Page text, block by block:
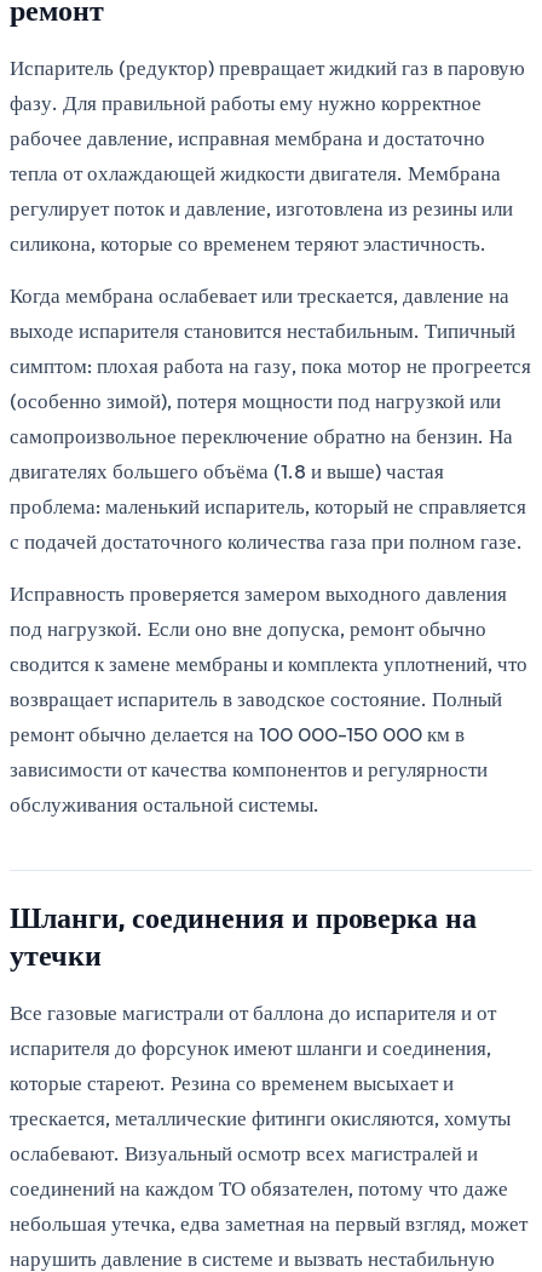
ремонт
Испаритель (редуктор) превращает жидкий газ в паровую
фазу. Для правильной работы ему нужно корректное
рабочее давление, исправная мембрана и достаточно
тепла от охлаждающей жидкости двигателя. Мембрана
регулирует поток и давление, изготовлена из резины или
силикона, которые со временем теряют эластичность.
Когда мембрана ослабевает или трескается, давление на
выходе испарителя становится нестабильным. Типичный
симптом: плохая работа на газу, пока мотор не прогреется
(особенно зимой), потеря мощности под нагрузкой или
самопроизвольное переключение обратно на бензин. На
двигателях большего объёма (1.8 и выше) частая
проблема: маленький испаритель, который не справляется
с подачей достаточного количества газа при полном газе.
Исправность проверяется замером выходного давления
под нагрузкой. Если оно вне допуска, ремонт обычно
сводится к замене мембраны и комплекта уплотнений, что
возвращает испаритель в заводское состояние. Полный
ремонт обычно делается на 100 000-150 000 км в
зависимости от качества компонентов и регулярности
обслуживания остальной системы.
Шланги, соединения и проверка на
утечки
Все газовые магистрали от баллона до испарителя и от
испарителя до форсунок имеют шланги и соединения,
которые стареют. Резина со временем высыхает и
трескается, металлические фитинги окисляются, хомуты
ослабевают. Визуальный осмотр всех магистралей и
соединений на каждом ТО обязателен, потому что даже
небольшая утечка, едва заметная на первый взгляд, может
нарушить давление в системе и вызвать нестабильную